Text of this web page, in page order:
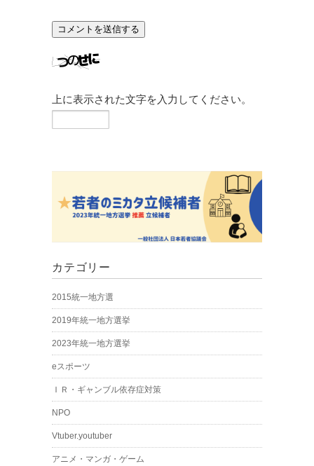
上に表示された文字を入力してください。
カテゴリー
2015統一地方選
2019年統一地方選挙
2023年統一地方選挙
eスポーツ
ＩＲ・ギャンブル依存症対策
NPO
Vtuber.youtuber
アニメ・マンガ・ゲーム